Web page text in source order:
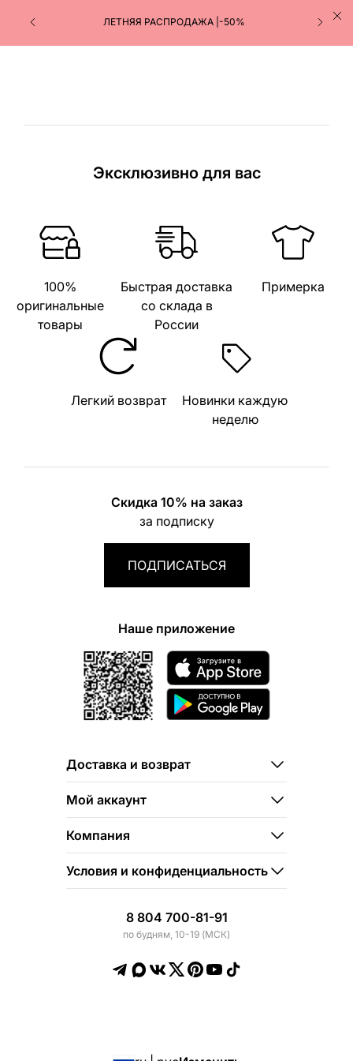
ЛЕТНЯЯ РАСПРОДАЖА |-50%
Эксклюзивно для вас
100%
оригинальные
товары
Быстрая доставка
со склада в
России
Примерка
Легкий возврат
Новинки каждую
неделю
Скидка 10% на заказ
за подписку
ПОДПИСАТЬСЯ
Наше приложение
Доставка и возврат
Мой аккаунт
Компания
Условия и конфиденциальность
8 804 700-81-91
по будням, 10-19 (МСК)